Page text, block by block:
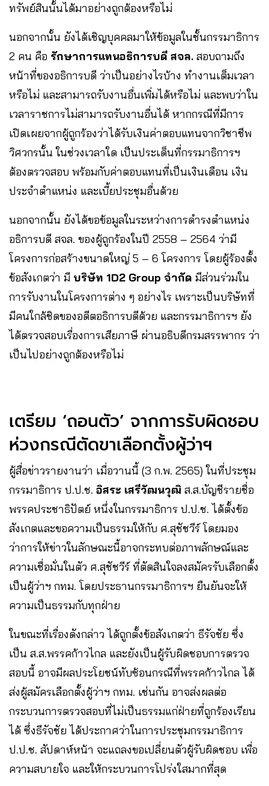
ทรัพย์สินนั้นได้มาอย่างถูกต้องหรือไม่
นอกจากนั้น ยังได้เชิญบุคคลมาให้ข้อมูลในชั้นกรรมาธิการ
2 คน คือ รักษาการแทนอธิการบดี สจล. สอบถามถึง
หน้าที่ของอธิการบดี ว่าเป็นอย่างไรบ้าง ทำงานเต็มเวลา
หรือไม่ และสามารถรับงานอื่นเพิ่มได้หรือไม่ และพบว่าใน
เวลาราชการไม่สามารถรับงานอื่นได้ หากกรณีที่มีการ
เปิดเผยจากผู้ถูกร้องว่าได้รับเงินค่าตอบแทนจากวิชาชีพ
วิศวกรนั้น ในช่วงเวลาใด เป็นประเด็นที่กรรมาธิการฯ
ต้องตรวจสอบ พร้อมกับค่าตอบแทนที่เป็นเงินเดือน เงิน
ประจำตำแหน่ง และเบี้ยประชุมอื่นด้วย
นอกจากนั้น ยังได้ขอข้อมูลในระหว่างการดำรงตำแหน่ง
อธิการบดี สจล. ของผู้ถูกร้องในปี 2558 – 2564 ว่ามี
โครงการก่อสร้างขนาดใหญ่ 5 – 6 โครงการ โดยผู้ร้องตั้ง
ข้อสังเกตว่า มี บริษัท 1D2 Group จำกัด มีส่วนร่วมใน
การรับงานในโครงการต่าง ๆ อย่างไร เพราะเป็นบริษัทที่
มีคนใกล้ชิดของอดีตอธิการบดีด้วย และกรรมาธิการฯ ยัง
ได้ตรวจสอบเรื่องการเสียภาษี ผ่านอธิบดีกรมสรรพากร ว่า
เป็นไปอย่างถูกต้องหรือไม่
เตรียม ‘ถอนตัว’ จากการรับผิดชอบ
ห่วงกรณีตัดขาเลือกตั้งผู้ว่าฯ
ผู้สื่อข่าวรายงานว่า เมื่อวานนี้ (3 ก.พ. 2565) ในที่ประชุม
กรรมาธิการ ป.ป.ช. อิสระ เสรีวัฒนวุฒิ ส.ส.บัญชีรายชื่อ
พรรคประชาธิปัตย์ หนึ่งในกรรมาธิการ ป.ป.ช. ได้ตั้งข้อ
สังเกตและขอความเป็นธรรมให้กับ ศ.สุชัชวีร์ โดยมอง
ว่าการให้ข่าวในลักษณะนี้อาจกระทบต่อภาพลักษณ์และ
ความเชื่อมั่นในตัว ศ.สุชัชวีร์ ที่ตัดสินใจลงสมัครรับเลือกตั้ง
เป็นผู้ว่าฯ กทม. โดยประธานกรรมาธิการฯ ยืนยันจะให้
ความเป็นธรรมกับทุกฝ่าย
ในขณะที่เรื่องดังกล่าว ได้ถูกตั้งข้อสังเกตว่า ธีรัจชัย ซึ่ง
เป็น ส.ส.พรรคก้าวไกล และยังเป็นผู้รับผิดชอบการตรวจ
สอบนี้ อาจมีผลประโยชน์ทับซ้อนกรณีที่พรรคก้าวไกล ได้
ส่งผู้สมัครเลือกตั้งผู้ว่าฯ กทม. เช่นกัน อาจส่งผลต่อ
กระบวนการตรวจสอบที่ไม่เป็นธรรมแก่ฝ่ายที่ถูกร้องเรียน
ได้ ซึ่งธีรัจชัย ได้ประกาศว่าในการประชุมกรรมาธิการ
ป.ป.ช. สัปดาห์หน้า จะแถลงขอเปลี่ยนตัวผู้รับผิดชอบ เพื่อ
ความสบายใจ และให้กระบวนการโปร่งใสมากที่สุด